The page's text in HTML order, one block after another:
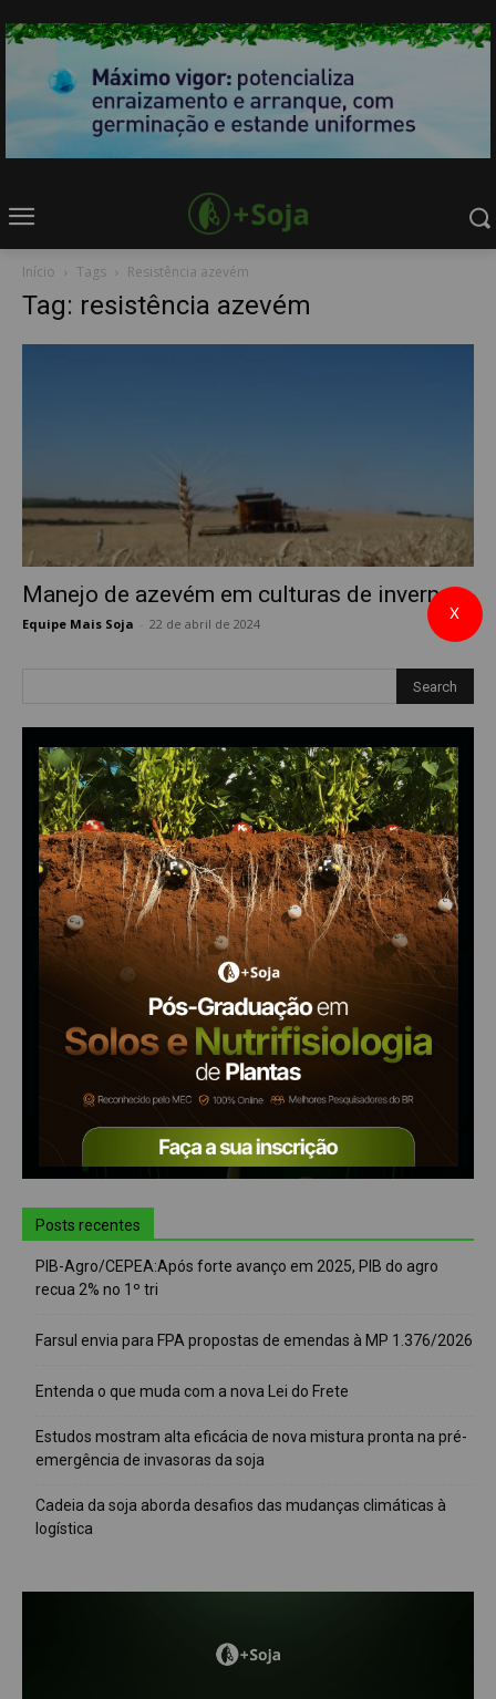
Início Tags Resistência azevém
Tag: resistência azevém
Manejo de azevém em culturas de inverno
Equipe Mais Soja 22 de abril de 2024
Posts recentes
PIB-Agro/CEPEA:Após forte avanço em 2025, PIB do agro
recua 2% no 1º tri
Farsul envia para FPA propostas de emendas à MP 1.376/2026
Entenda o que muda com a nova Lei do Frete
Estudos mostram alta eficácia de nova mistura pronta na pré-
emergência de invasoras da soja
Cadeia da soja aborda desafios das mudanças climáticas à
logística
X